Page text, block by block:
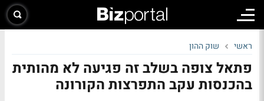
ראשי שוק ההון
פתאל צופה בשלב זה פגיעה לא מהותית
בהכנסות עקב התפרצות הקורונה